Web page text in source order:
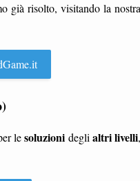
già risolto, visitando la nostra
lesoluzioni degli altri livelli,